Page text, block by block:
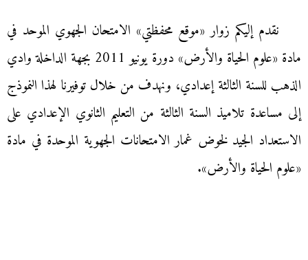
نقدم إليكم زوار «موقع محفظتي» الامتحان الجهوي الموحد في
مادة «علوم الحياة والأرض» دورة يونيو 2011 بجهة الداخلة وادي
الذهب للسنة الثالثة إعدادي، ونهدف من خلال توفيرنا لهذا النموذج
إلى مساعدة تلاميذ السنة الثالثة من التعليم الثانوي الإعدادي على
الاستعداد الجيد لخوض غمار الامتحانات الجهوية الموحدة في مادة
«علوم الحياة والأرض».